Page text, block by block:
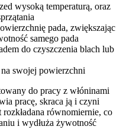
wysoką temperaturą, oraz
pada, zwiększając
samego pada
do czyszczenia blach lub
swojej powierzchni
do pracy z włóninami
pracę, skraca ją i czyni
rozkładana równomiernie, co
i wydłuża żywotność